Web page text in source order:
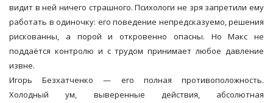
видит в ней ничего страшного. Психологи не зря запретили ему
работать в одиночку: его поведение непредсказуемо, решения
рискованны, а порой и откровенно опасны. Но Макс не
поддаётся контролю и с трудом принимает любое давление
извне.
Игорь Безхатченко — его полная противоположность.
Холодный ум, выверенные действия, абсолютная